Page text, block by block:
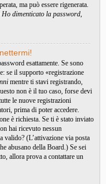
ma può essere rigenerata.
Ho dimenticato la password,
esattamente. Se sono
se il supporto «registrazione
mentre ti stavi registrando,
non è il tuo caso, forse devi
le nuove registrazioni
prima di poter accedere.
è richiesta. Se ti è stato inviato
hai ricevuto nessun
valido? (L’attivazione via posta
abusano della Board.) Se sei
allora prova a contattare un